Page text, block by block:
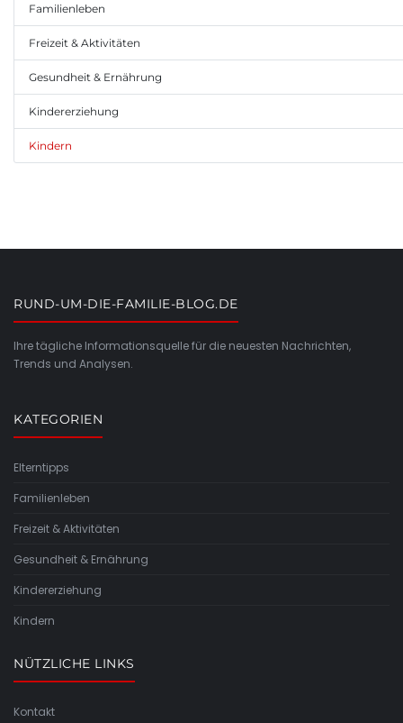
Familienleben
Freizeit & Aktivitäten
Gesundheit & Ernährung
Kindererziehung
Kindern
RUND-UM-DIE-FAMILIE-BLOG.DE
Ihre tägliche Informationsquelle für die neuesten Nachrichten,
Trends und Analysen.
KATEGORIEN
Elterntipps
Familienleben
Freizeit & Aktivitäten
Gesundheit & Ernährung
Kindererziehung
Kindern
NÜTZLICHE LINKS
Kontakt